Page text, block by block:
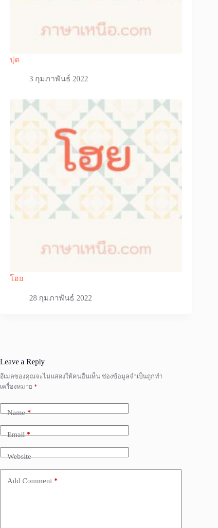
ปุด
3 กุมภาพันธ์ 2022
โฮย
28 กุมภาพันธ์ 2022
Leave a Reply
อีเมลของคุณจะไม่แสดงให้คนอื่นเห็น ช่องข้อมูลจำเป็นถูกทำ
เครื่องหมาย *
Name*
Email*
Website
Add Comment *